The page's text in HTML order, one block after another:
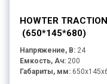
HOWTER
(650*145*680)
Напряжение, В: 24
Емкость, Ач: 200
Габариты, мм: